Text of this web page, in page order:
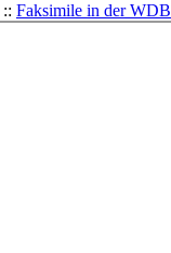
:: Faksimile in der WDB